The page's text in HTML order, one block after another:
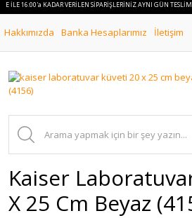
İLE 16:00'a KADAR VERİLEN SİPARİŞLERİNİZ AYNI GÜN TESLİM
Hakkımızda Banka Hesaplarımız İletişim
Kaiser
X 25 Cm Beyaz